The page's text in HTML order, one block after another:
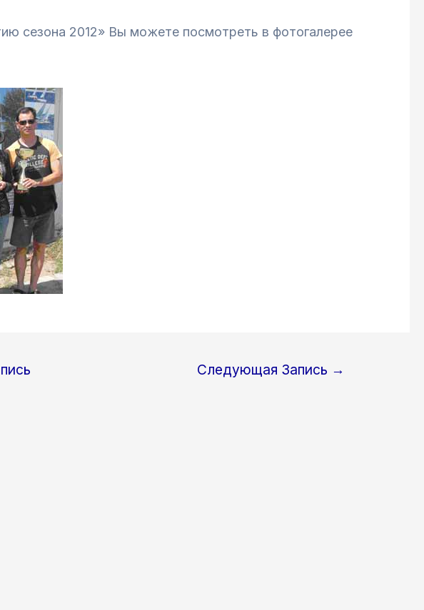
сезона 2012» Вы можете посмотреть в фотогалерее
Следующая Запись →